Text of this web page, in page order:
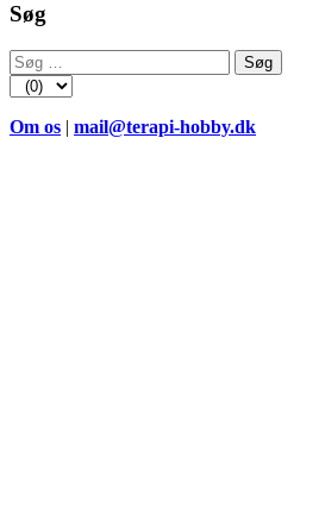
Søg
Søg
efter:
Om os | mail@terapi-hobby.dk